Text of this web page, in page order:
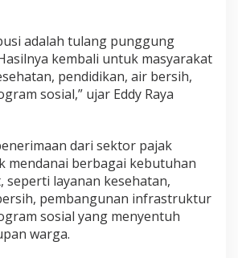
adalah tulang punggung
kembali untuk masyarakat
pendidikan, air bersih,
sosial,” ujar Eddy Raya
dari sektor pajak
mendanai berbagai kebutuhan
seperti layanan kesehatan,
pembangunan infrastruktur
sosial yang menyentuh
warga.